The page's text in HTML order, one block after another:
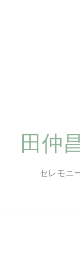
田仲
セレモニ